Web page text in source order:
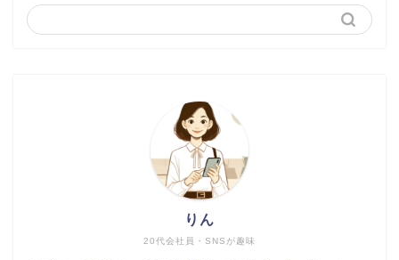
20代会社員・SNSが趣味
りん